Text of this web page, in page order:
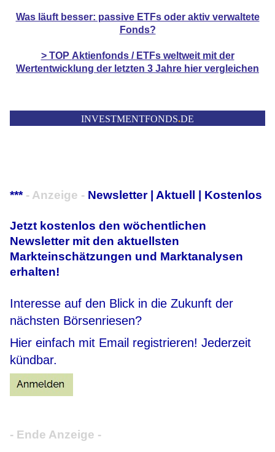
Was läuft besser: passive ETFs oder aktiv verwaltete
Fonds?
> TOP Aktienfonds / ETFsweltweit mit der
Wertentwicklung der letzten 3 Jahre hier vergleichen
INVESTMENTFONDS.DE
*** - Anzeige - Newsletter | Aktuell | Kostenlos
Jetzt kostenlos den wöchentlichen
Newsletter mit den aktuellsten
Markteinschätzungen und Marktanalysen
erhalten!
Interesse auf den Blick in die Zukunft der
nächsten Börsenriesen?
Hier einfach mit Email registrieren! Jederzeit
kündbar.
- Ende Anzeige -